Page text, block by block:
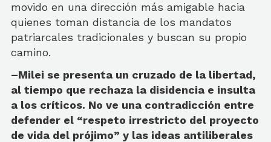
movido en una dirección más amigable hacia
quienes toman distancia de los mandatos
patriarcales tradicionales y buscan su propio
camino.
–Milei se presenta un cruzado de la libertad,
al tiempo que rechaza la disidencia e insulta
a los críticos. No ve una contradicción entre
defender el “respeto irrestricto del proyecto
de vida del prójimo” y las ideas antiliberales